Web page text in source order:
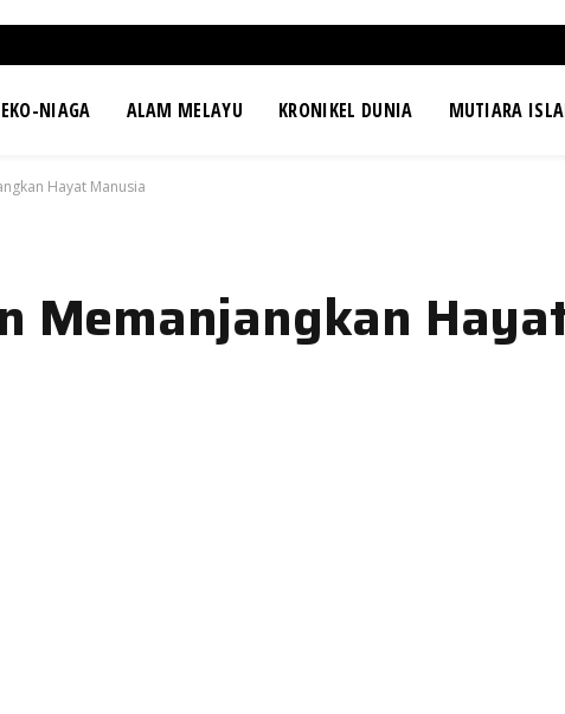
EKO-NIAGA ALAM MELAYU KRONIKEL DUNIA MUTIARA
Hayat Manusia
Memanjangkan